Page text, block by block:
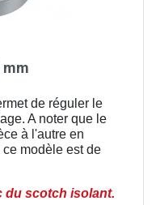
mm
de réguler le
A noter que le
à l'autre en
modèle est de
du scotch isolant.